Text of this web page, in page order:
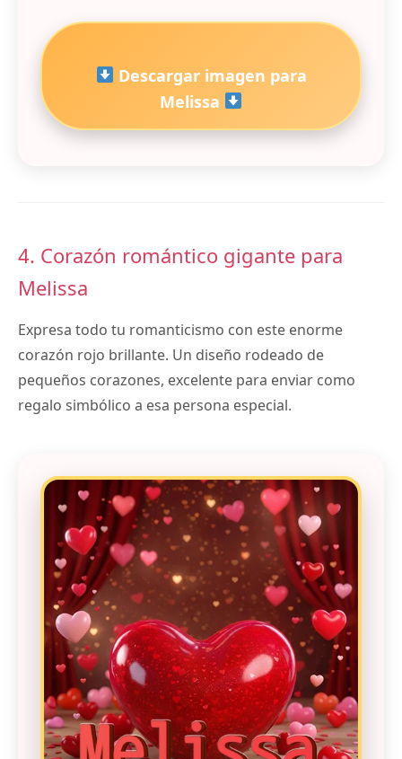
Descargar imagen para
Melissa
4. Corazón romántico gigante para
Melissa
Expresa todo tu romanticismo con este enorme
corazón rojo brillante. Un diseño rodeado de
pequeños corazones, excelente para enviar como
regalo simbólico a esa persona especial.